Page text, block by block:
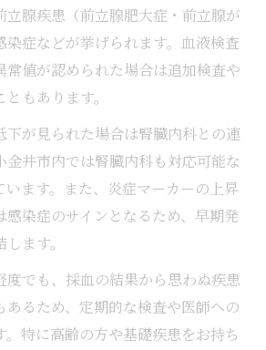
立腺疾患（前立腺肥大症・前立腺が
染症などが挙げられます。血液検査
常値が認められた場合は追加検査や
もあります。
下が見られた場合は腎臓内科との連
金井市内では腎臓内科も対応可能な
います。また、炎症マーカーの上昇
感染症のサインとなるため、早期発
ます。
度でも、採血の結果から思わぬ疾患
あるため、定期的な検査や医師への
特に高齢の方や基礎疾患をお持ち